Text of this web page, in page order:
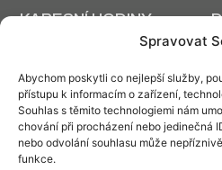
Spravovat
Abychom poskytli co nejlepší služby,
přístupu k informacím o zařízení,
Souhlas s těmito technologiemi nám
chování při procházení nebo jedinečná
nebo odvolání souhlasu může
funkce.
KAPESNÍ HODINY
AKTUALITY
BLOG
INZERCE V
ČASOPISECH